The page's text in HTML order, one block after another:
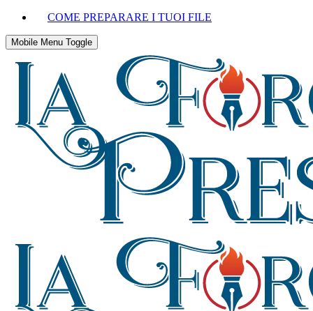
COME PREPARARE I TUOI FILE
Mobile Menu Toggle